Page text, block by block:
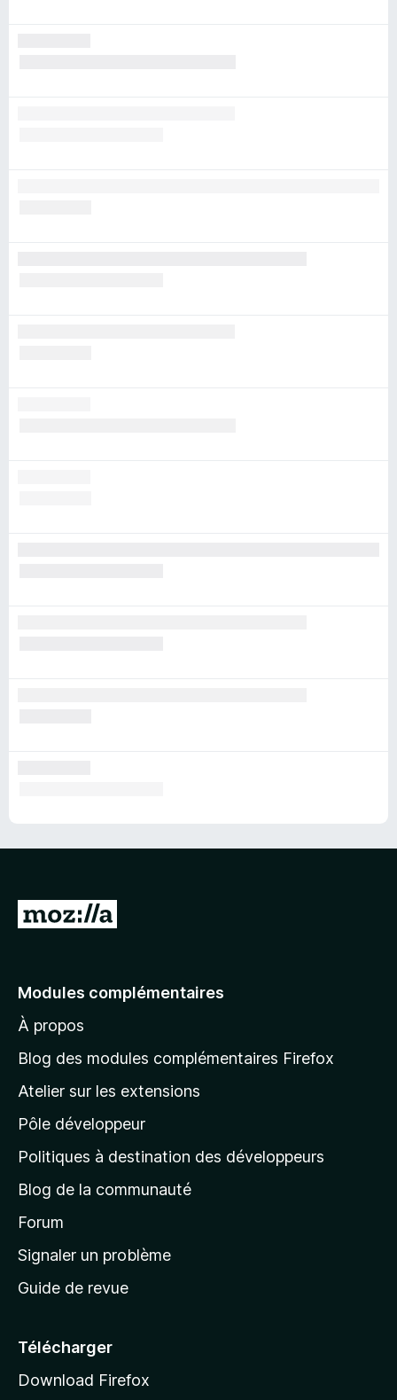
A
e
à
l
p
a
g
d
a
c
e
l
Modules complémentaires
À propos
Blog des modules complémentaires Firefox
Atelier sur les extensions
Pôle développeur
Politiques à destination des développeurs
Blog de la communauté
Forum
Signaler un problème
Guide de revue
Télécharger
Download Firefox